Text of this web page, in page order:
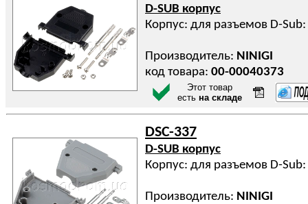
D-SUB корпус
Корпус: для разъемов D-
Производитель: NINIGI
код товара: 00-00040373
Этот товар
есть на складе
DSC-337
D-SUB корпус
Корпус: для разъемов D-
Производитель: NINIGI